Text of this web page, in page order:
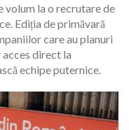
volum la o recrutare de
Ediția de primăvară
care au planuri
direct la
echipe puternice.